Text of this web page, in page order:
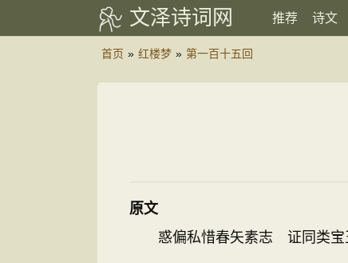
文泽诗词网 推荐 诗文
首页 » 红楼梦 » 第一百十五回
原文
惑偏私惜春矢素志 证同类宝